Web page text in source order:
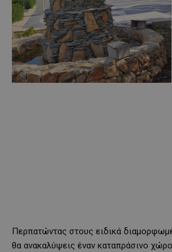
Περπατώντας στους ειδικά
θα ανακαλύψεις έναν καταπράσινο